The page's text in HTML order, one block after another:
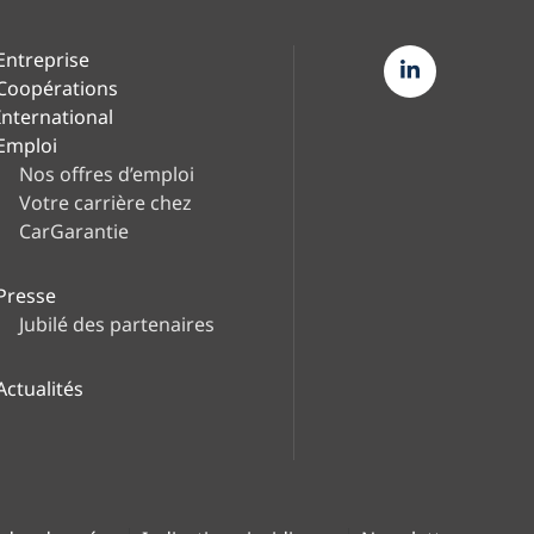
Nos offres d’emploi
Votre carrière chez
CarGarantie
Jubilé des partenaires